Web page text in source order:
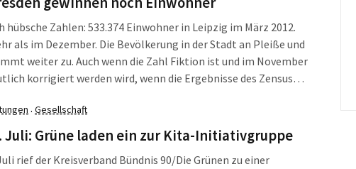
hübsche Zahlen: 533.374 Einwohner in Leipzig im März 2012.
als im Dezember. Die Bevölkerung in der Stadt an Pleiße und
weiter zu. Auch wenn die Zahl Fiktion ist und im November
korrigiert werden wird, wenn die Ergebnisse des Zensus
stehen.
· Gesellschaft
Juli: Grüne laden ein zur Kita-Initiativgruppe
rief der Kreisverband Bündnis 90/Die Grünen zu einer